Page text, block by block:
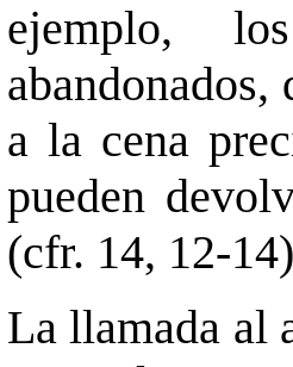
ejemplo,
a la cena
pueden
(cfr. 14, 12-
La llamada al